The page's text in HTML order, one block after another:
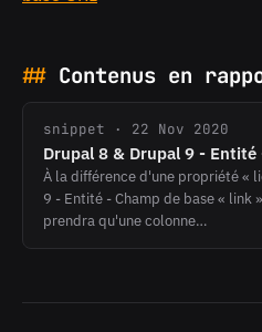
Contenus en
snippet · 22 Nov 2020
Drupal 8 & Drupal 9 - Entité
À la différence d'une propriété «
9 - Entité - Champ de base « link
prendra qu'une colonne…